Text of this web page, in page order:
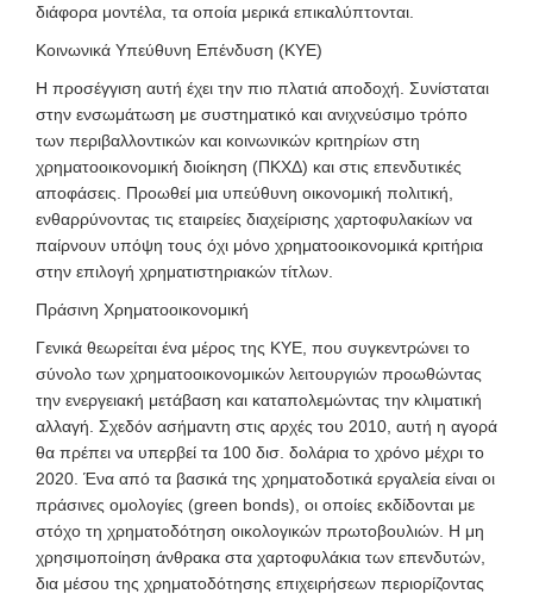
διάφορα μοντέλα, τα οποία μερικά επικαλύπτονται.
Κοινωνικά Υπεύθυνη Επένδυση (ΚΥΕ)
Η προσέγγιση αυτή έχει την πιο πλατιά αποδοχή. Συνίσταται
στην ενσωμάτωση με συστηματικό και ανιχνεύσιμο τρόπο
των περιβαλλοντικών και κοινωνικών κριτηρίων στη
χρηματοοικονομική διοίκηση (ΠΚΧΔ) και στις επενδυτικές
αποφάσεις. Προωθεί μια υπεύθυνη οικονομική πολιτική,
ενθαρρύνοντας τις εταιρείες διαχείρισης χαρτοφυλακίων να
παίρνουν υπόψη τους όχι μόνο χρηματοοικονομικά κριτήρια
στην επιλογή χρηματιστηριακών τίτλων.
Πράσινη Χρηματοοικονομική
Γενικά θεωρείται ένα μέρος της ΚΥΕ, που συγκεντρώνει το
σύνολο των χρηματοοικονομικών λειτουργιών προωθώντας
την ενεργειακή μετάβαση και καταπολεμώντας την κλιματική
αλλαγή. Σχεδόν ασήμαντη στις αρχές του 2010, αυτή η αγορά
θα πρέπει να υπερβεί τα 100 δισ. δολάρια το χρόνο μέχρι το
2020. Ένα από τα βασικά της χρηματοδοτικά εργαλεία είναι οι
πράσινες ομολογίες (green bonds), οι οποίες εκδίδονται με
στόχο τη χρηματοδότηση οικολογικών πρωτοβουλιών. Η μη
χρησιμοποίηση άνθρακα στα χαρτοφυλάκια των επενδυτών,
δια μέσου της χρηματοδότησης επιχειρήσεων περιορίζοντας